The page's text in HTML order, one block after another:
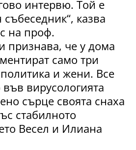
интервю. Той е
казва
на проф.
признава, че у дома
само три
и жени. Все
във вирусологията
сърце своята снаха
стабилното
Весел и Илиана